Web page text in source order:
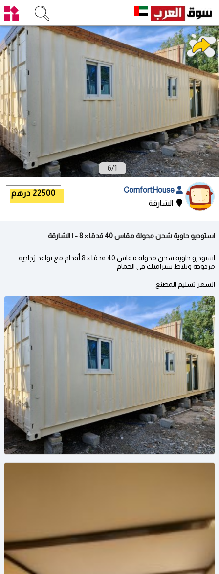
1
/
6
الشارقة
22500 درهم
استوديو حاوية شحن محولة مقاس 40 قدمًا × 8 - | الشارقة
استوديو حاوية شحن محولة مقاس 40 قدمًا × 8 أقدام مع نوافذ زجاجية
مزدوجة وبلاط سيراميك في الحمام
السعر تسليم المصنع